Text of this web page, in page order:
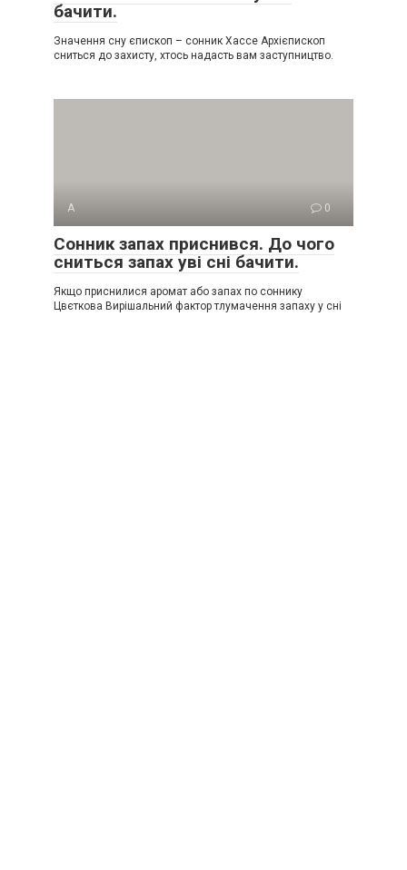
бачити.
Значення сну єпископ – сонник Хассе Архієпископ
сниться до захисту, хтось надасть вам заступництво.
А 0
Сонник запах приснився. До чого
сниться запах уві сні бачити.
Якщо приснилися аромат або запах по соннику
Цвєткова Вирішальний фактор тлумачення запаху у сні